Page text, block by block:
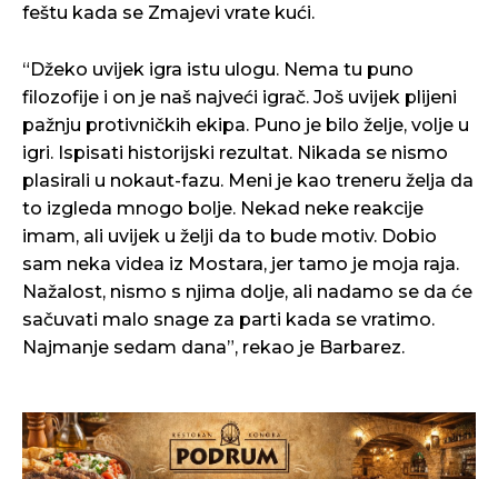
feštu kada se Zmajevi vrate kući.
“Džeko uvijek igra istu ulogu. Nema tu puno
filozofije i on je naš najveći igrač. Još uvijek plijeni
pažnju protivničkih ekipa. Puno je bilo želje, volje u
igri. Ispisati historijski rezultat. Nikada se nismo
plasirali u nokaut-fazu. Meni je kao treneru želja da
to izgleda mnogo bolje. Nekad neke reakcije
imam, ali uvijek u želji da to bude motiv. Dobio
sam neka videa iz Mostara, jer tamo je moja raja.
Nažalost, nismo s njima dolje, ali nadamo se da će
sačuvati malo snage za parti kada se vratimo.
Najmanje sedam dana”, rekao je Barbarez.